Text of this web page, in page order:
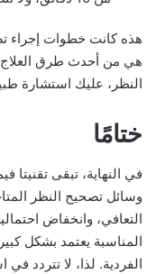
هذه كانت خطوات إجراء
هي من أحدث طرق
النظر، عليك استشارة
ختامًا
في النهاية، تبقى تقنيتا
وسائل تصحيح النظر
التعافي، وانخفاض
المناسبة يعتمد بشكل
الفردية. لذا، لا تتردد